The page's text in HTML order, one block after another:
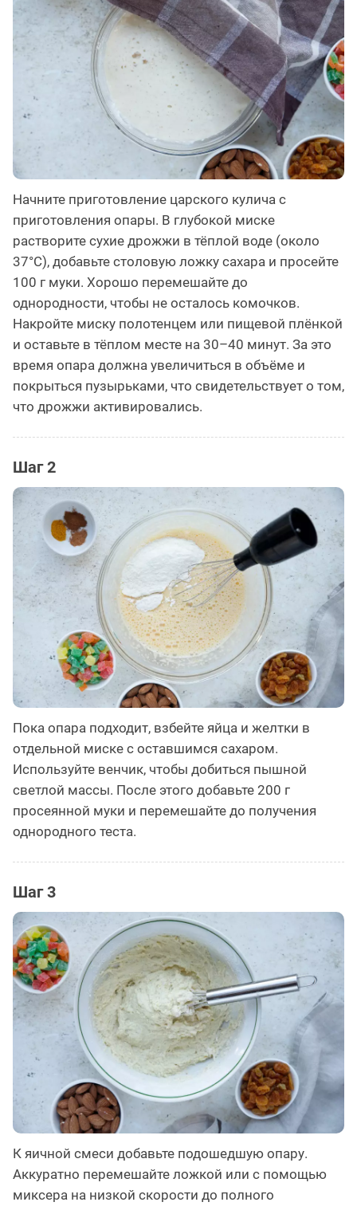
Начните приготовление царского кулича с
приготовления опары. В глубокой миске
растворите сухие дрожжи в тёплой воде (около
37°C), добавьте столовую ложку сахара и просейте
100 г муки. Хорошо перемешайте до
однородности, чтобы не осталось комочков.
Накройте миску полотенцем или пищевой плёнкой
и оставьте в тёплом месте на 30–40 минут. За это
время опара должна увеличиться в объёме и
покрыться пузырьками, что свидетельствует о том,
что дрожжи активировались.
Шаг 2
Пока опара подходит, взбейте яйца и желтки в
отдельной миске с оставшимся сахаром.
Используйте венчик, чтобы добиться пышной
светлой массы. После этого добавьте 200 г
просеянной муки и перемешайте до получения
однородного теста.
Шаг 3
К яичной смеси добавьте подошедшую опару.
Аккуратно перемешайте ложкой или с помощью
миксера на низкой скорости до полного